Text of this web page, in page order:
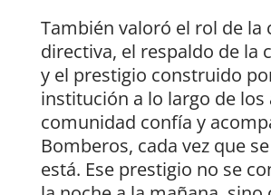
También valoró el rol de la
directiva, el respaldo de la
y el prestigio construido
institución a lo largo de los
comunidad confía y
Bomberos, cada vez que
está. Ese prestigio no se